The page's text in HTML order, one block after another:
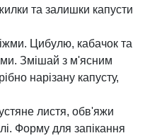
та залишки капусти
Цибулю, кабачок та
Змішай з м'ясним
нарізану капусту,
листя, обв'яжи
Форму для запікання